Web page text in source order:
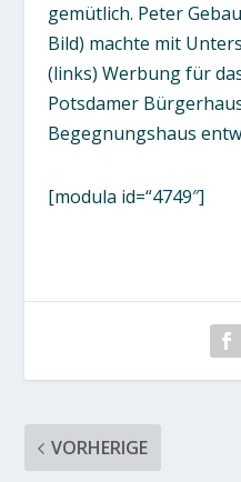
gemütlich. Peter
Bild) machte mit
(links) Werbung für
Potsdamer
Begegnungshaus
[modula id=“4749″]
VORHERIGE